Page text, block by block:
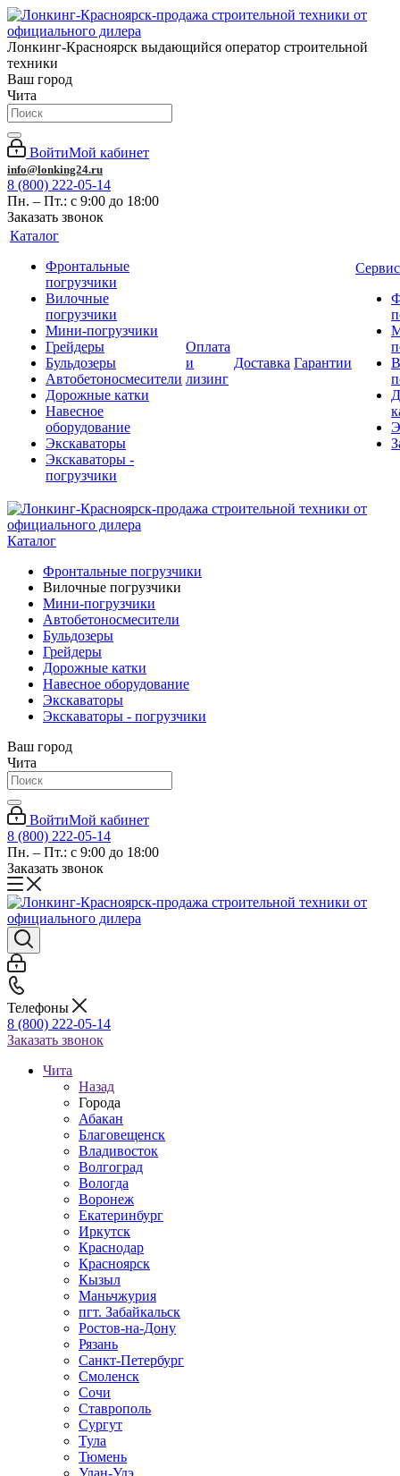
Лонкинг-Красноярск выдающийся оператор строительной
техники
Ваш город
Чита
ВойтиМой кабинет
info@lonking24.ru
8 (800) 222-05-14
Пн. – Пт.: с 9:00 до 18:00
Заказать звонок
Каталог
Фронтальные
погрузчики
Вилочные
погрузчики
Мини-погрузчики
Грейдеры
Бульдозеры
Автобетоносмесители
Дорожные катки
Навесное
оборудование
Экскаваторы
Экскаваторы -
погрузчики
Оплата
и
лизинг
Доставка Гарантии
Каталог
Фронтальные погрузчики
Вилочные погрузчики
Мини-погрузчики
Автобетоносмесители
Бульдозеры
Грейдеры
Дорожные катки
Навесное оборудование
Экскаваторы
Экскаваторы - погрузчики
Ваш город
Чита
ВойтиМой кабинет
8 (800) 222-05-14
Пн. – Пт.: с 9:00 до 18:00
Заказать звонок
Телефоны
8 (800) 222-05-14
Заказать звонок
Чита
Назад
Города
Абакан
Благовещенск
Владивосток
Волгоград
Вологда
Воронеж
Екатеринбург
Иркутск
Краснодар
Красноярск
Кызыл
Маньчжурия
пгт. Забайкальск
Ростов-на-Дону
Рязань
Санкт-Петербург
Смоленск
Сочи
Ставрополь
Сургут
Тула
Тюмень
Улан-Удэ